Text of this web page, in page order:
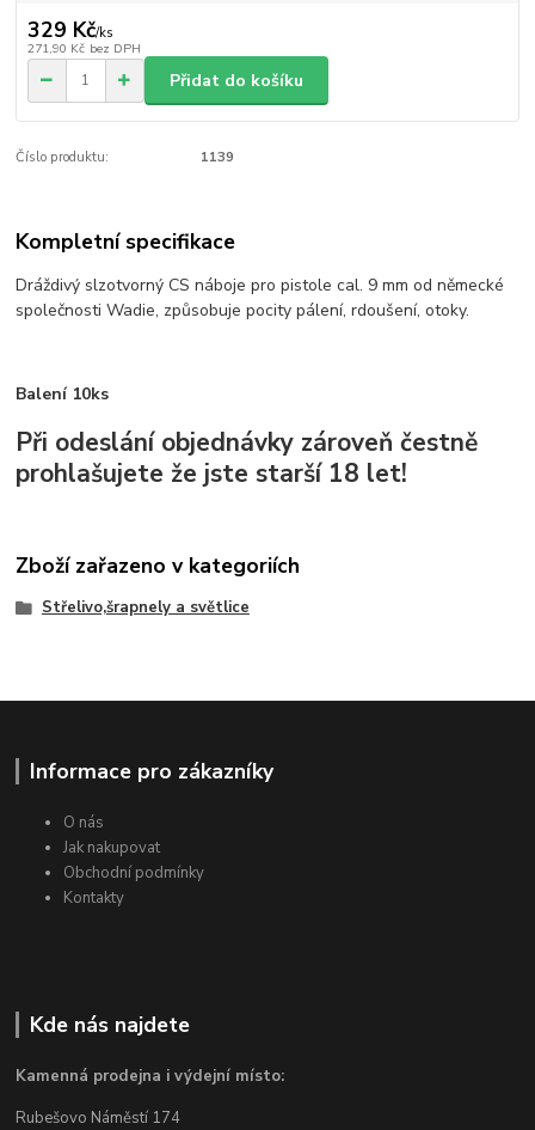
329 Kč/ks
271,90 Kč bez DPH
Přidat do košíku
Číslo produktu: 1139
Kompletní specifikace
Dráždivý slzotvorný CS náboje pro pistole cal. 9 mm od německé
společnosti Wadie, způsobuje pocity pálení, rdoušení, otoky.
Balení 10ks
Při odeslání objednávky zároveň čestně
prohlašujete že jste starší 18 let!
Zboží zařazeno v kategoriích
Střelivo,šrapnely a světlice
Informace pro zákazníky
O nás
Jak nakupovat
Obchodní podmínky
Kontakty
Kde nás najdete
Kamenná prodejna i výdejní místo:
Rubešovo Náměstí 174